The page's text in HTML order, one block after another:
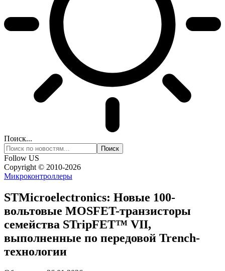
Поиск...
Follow US
Copyright © 2010-2026
Микроконтроллеры
STMicroelectronics: Новые 100-
вольтовые MOSFET-транзисторы
семейства STripFET™ VII,
выполненные по передовой Trench-
технологии